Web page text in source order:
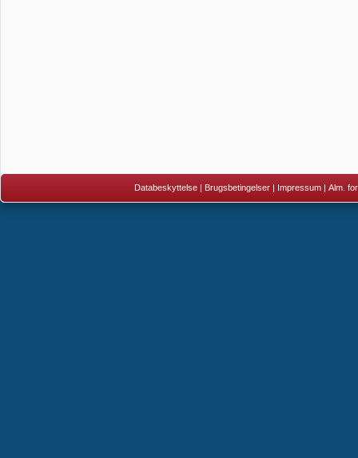
Databeskyttelse | Brugsbetingelser | Impressum | Alm.